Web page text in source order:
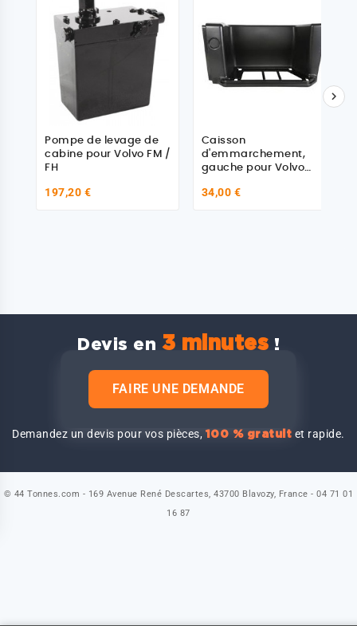
Pompe de levage de
cabine pour Volvo FM /
FH
197,20 €
Caisson
d'emmarchement,
gauche pour Volvo
34,00 €

Devis en 3 minutes !
FAIRE UNE DEMANDE
Demandez un devis pour vos pièces,100 % gratuit et rapide.
© 44 Tonnes.com - 169 Avenue René Descartes, 43700 Blavozy, France - 04 71 01
16 87